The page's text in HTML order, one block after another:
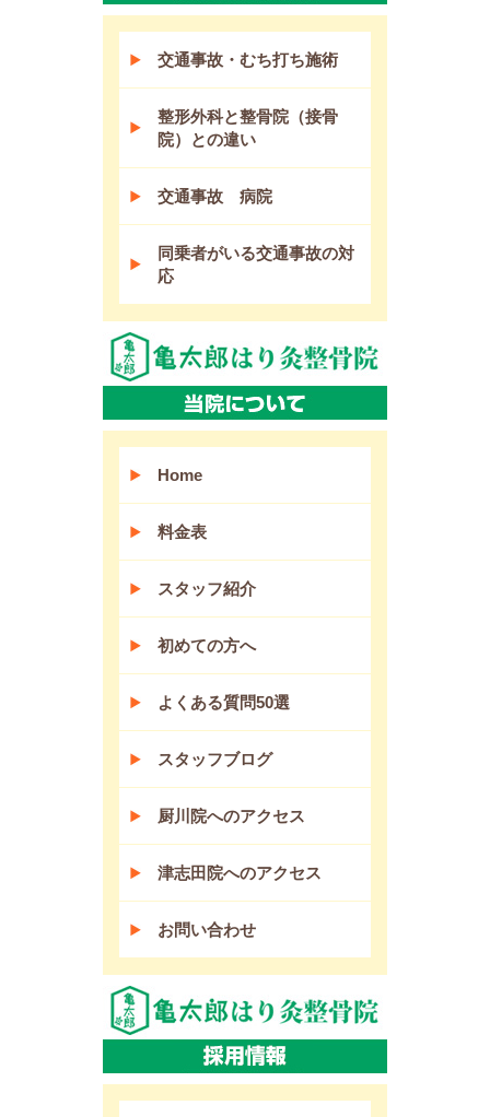
交通事故・むち打ち施術
整形外科と整骨院（接骨
院）との違い
交通事故 病院
同乗者がいる交通事故の対
応
Home
料金表
スタッフ紹介
初めての方へ
よくある質問50選
スタッフブログ
厨川院へのアクセス
津志田院へのアクセス
お問い合わせ